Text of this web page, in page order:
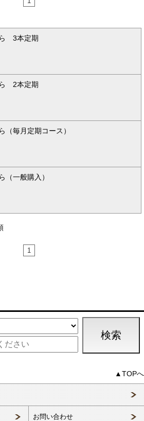
3本定期
2本定期
（毎月定期コース）
（一般購入）
1
▲TOPへ
お問い合わせ